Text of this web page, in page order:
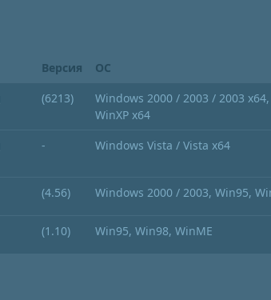
Версия
ОС
(6213)
Windows 2000 / 2003 / 2003
WinXP x64
- Windows Vista / Vista x64
(4.56) Windows 2000 / 2003, Win95,
(1.10) Win95, Win98, WinME